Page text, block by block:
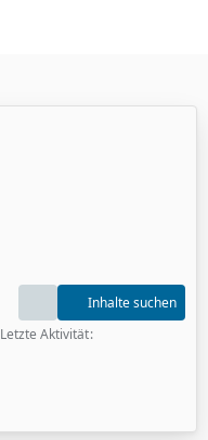
Inhalte suchen
Letzte Aktivität